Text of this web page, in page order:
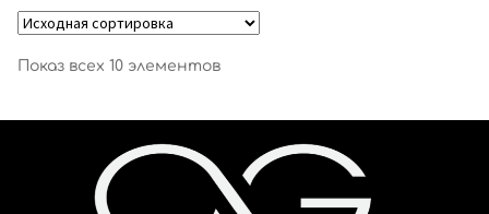
Показ всех 10 элементов